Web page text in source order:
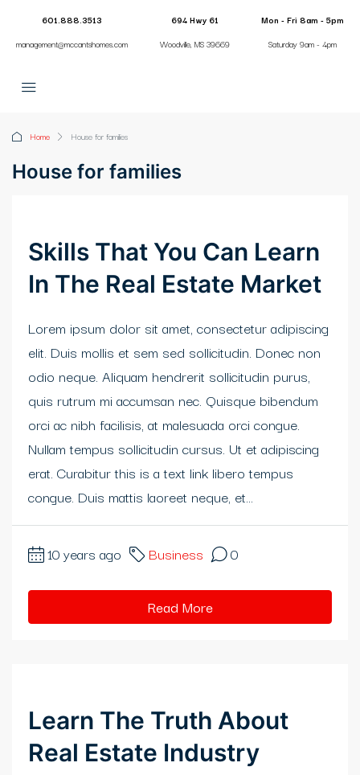
601.888.3513
management@mccantshomes.com
694 Hwy 61
Woodville, MS 39669
Mon - Fri 8am - 5pm
Saturday 9am - 4pm
Home House for families
House for families
Skills That You Can Learn
In The Real Estate Market
Lorem ipsum dolor sit amet, consectetur adipiscing
elit. Duis mollis et sem sed sollicitudin. Donec non
odio neque. Aliquam hendrerit sollicitudin purus,
quis rutrum mi accumsan nec. Quisque bibendum
orci ac nibh facilisis, at malesuada orci congue.
Nullam tempus sollicitudin cursus. Ut et adipiscing
erat. Curabitur this is a text link libero tempus
congue. Duis mattis laoreet neque, et...
10 years ago Business 0
Read More
Learn The Truth About
Real Estate Industry